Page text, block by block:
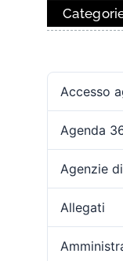
Accesso
Agenda
Agenzie
Allegati